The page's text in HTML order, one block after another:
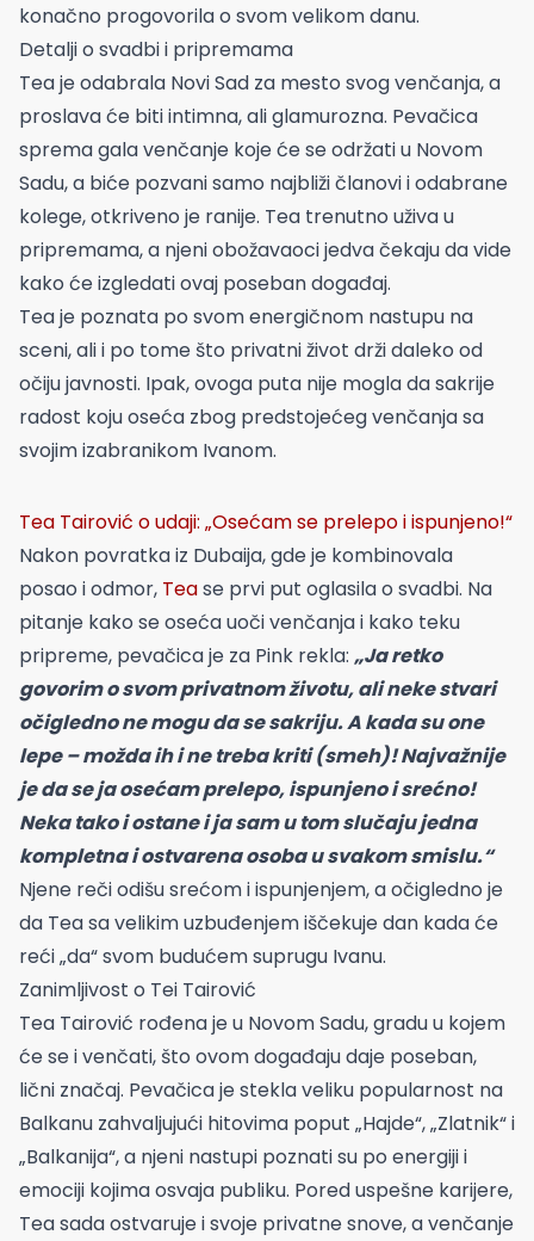
konačno progovorila o svom velikom danu.
Detalji o svadbi i pripremama
Tea je odabrala Novi Sad za mesto svog venčanja, a
proslava će biti intimna, ali glamurozna. Pevačica
sprema gala venčanje koje će se održati u Novom
Sadu, a biće pozvani samo najbliži članovi i odabrane
kolege, otkriveno je ranije. Tea trenutno uživa u
pripremama, a njeni obožavaoci jedva čekaju da vide
kako će izgledati ovaj poseban događaj.
Tea je poznata po svom energičnom nastupu na
sceni, ali i po tome što privatni život drži daleko od
očiju javnosti. Ipak, ovoga puta nije mogla da sakrije
radost koju oseća zbog predstojećeg venčanja sa
svojim izabranikom Ivanom.
Tea Tairović o udaji: „Osećam se prelepo i ispunjeno!“
Nakon povratka iz Dubaija, gde je kombinovala
posao i odmor, Tease prvi put oglasila o svadbi. Na
pitanje kako se oseća uoči venčanja i kako teku
pripreme, pevačica je za Pink rekla: „Ja retko
govorim o svom privatnom životu, ali neke stvari
očigledno ne mogu da se sakriju. A kada su one
lepe – možda ih i ne treba kriti (smeh)! Najvažnije
je da se ja osećam prelepo, ispunjeno i srećno!
Neka tako i ostane i ja sam u tom slučaju jedna
kompletna i ostvarena osoba u svakom smislu.“
Njene reči odišu srećom i ispunjenjem, a očigledno je
da Tea sa velikim uzbuđenjem iščekuje dan kada će
reći „da“ svom budućem suprugu Ivanu.
Zanimljivost o Tei Tairović
Tea Tairović rođena je u Novom Sadu, gradu u kojem
će se i venčati, što ovom događaju daje poseban,
lični značaj. Pevačica je stekla veliku popularnost na
Balkanu zahvaljujući hitovima poput „Hajde“, „Zlatnik“ i
„Balkanija“, a njeni nastupi poznati su po energiji i
emociji kojima osvaja publiku. Pored uspešne karijere,
Tea sada ostvaruje i svoje privatne snove, a venčanje